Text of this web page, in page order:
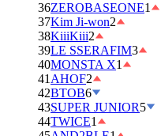
36ZEROBASEONE1
37Kim Ji-won2
38KiiiKiii2
39LE SSERAFIM3
40MONSTA X1
41 AHOF2
42BTOB6
43SUPER JUNIOR5
44TWICE1